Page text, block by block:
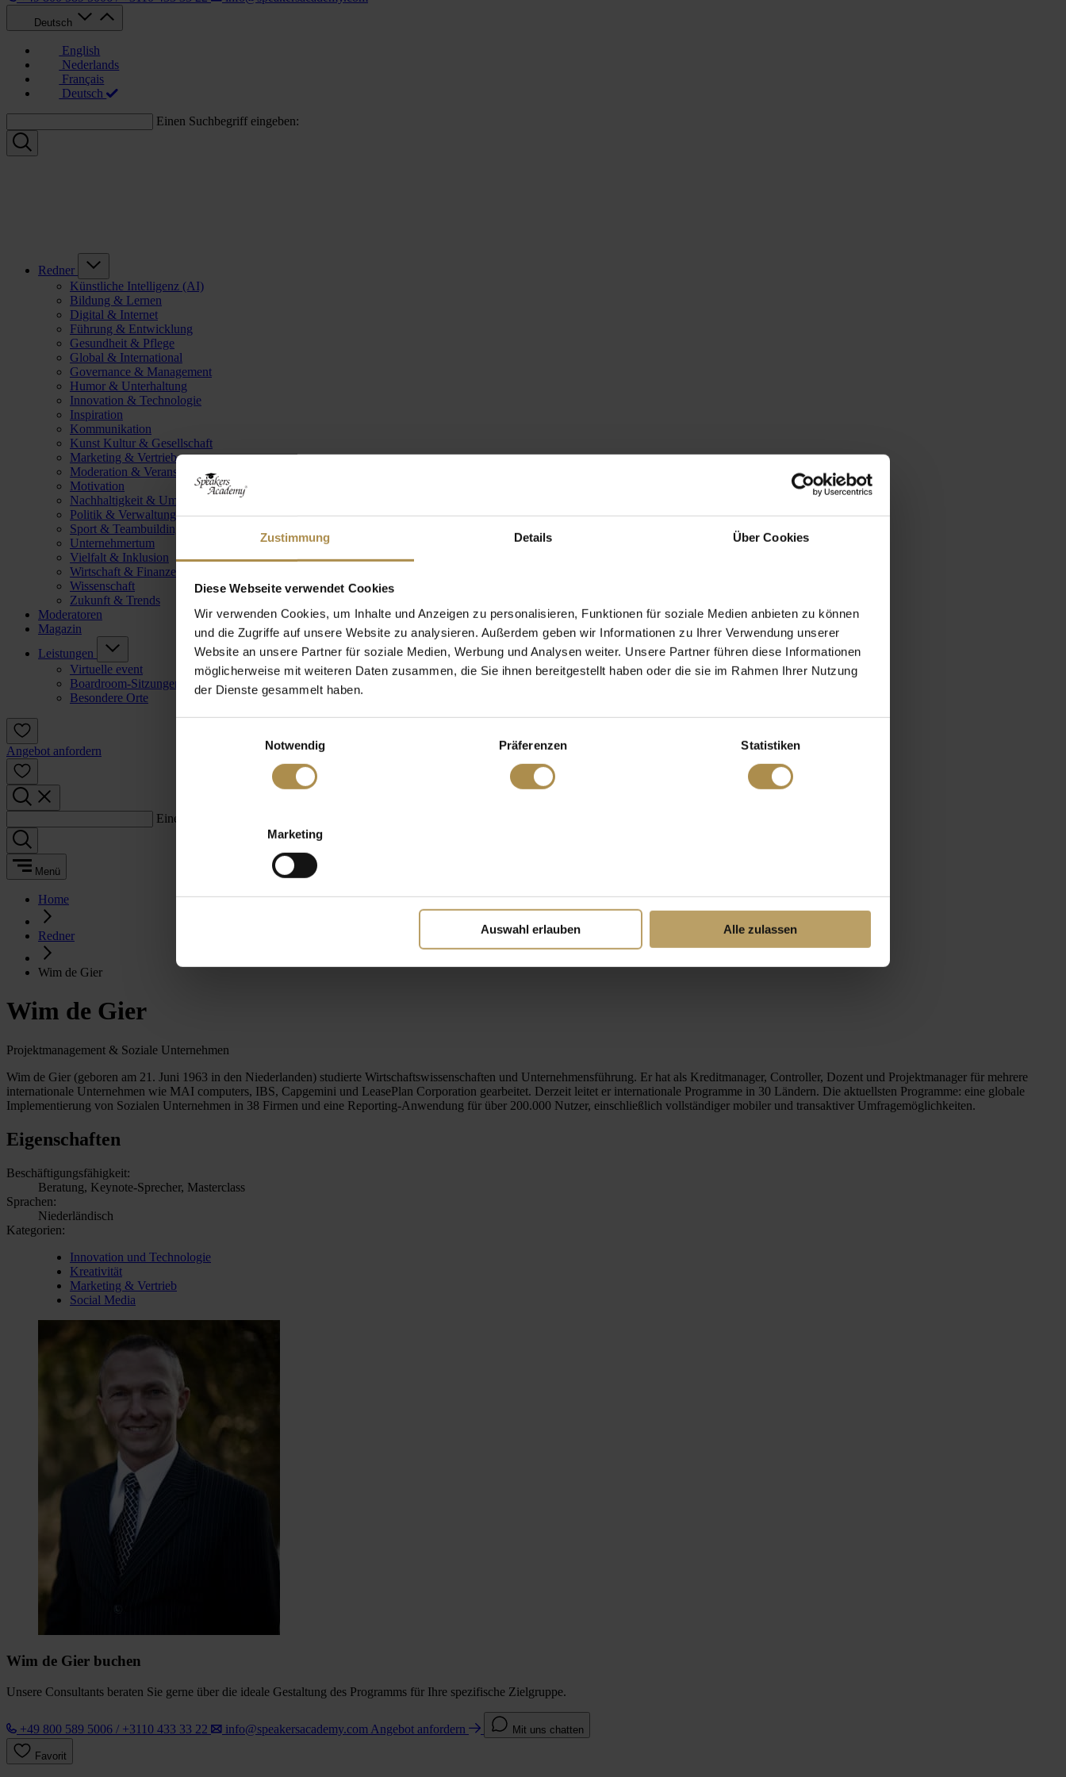
Zustimmung Details Über Cookies
Diese Webseite verwendet Cookies
Wir verwenden Cookies, um Inhalte und Anzeigen zu personalisieren, Funktionen für soziale Medien anbieten zu können
und die Zugriffe auf unsere Website zu analysieren. Außerdem geben wir Informationen zu Ihrer Verwendung unserer
Website an unsere Partner für soziale Medien, Werbung und Analysen weiter. Unsere Partner führen diese Informationen
möglicherweise mit weiteren Daten zusammen, die Sie ihnen bereitgestellt haben oder die sie im Rahmen Ihrer Nutzung
der Dienste gesammelt haben.
Notwendig
Präferenzen Statistiken
Marketing
Auswahl erlauben Alle zulassen
Deutsch
English
Nederlands
Français
Deutsch
Einen Suchbegriff eingeben:
Redner
Künstliche Intelligenz (AI)
Bildung & Lernen
Digital & Internet
Führung & Entwicklung
Gesundheit & Pflege
Global & International
Governance & Management
Humor & Unterhaltung
Innovation & Technologie
Inspiration
Kommunikation
Kunst Kultur & Gesellschaft
Marketing & Vertrieb
Moderation & Veranstaltungsleitung
Motivation
Nachhaltigkeit & Umwelt
Politik & Verwaltung
Sport & Teambuilding
Unternehmertum
Vielfalt & Inklusion
Wirtschaft & Finanzen
Wissenschaft
Zukunft & Trends
Moderatoren
Magazin
Leistungen
Virtuelle event
Boardroom-Sitzungen
Besondere Orte
Angebot anfordern
Einen Suchbegriff eingeben:
Menü
Home
Redner
Wim de Gier
Wim de Gier
Projektmanagement & Soziale Unternehmen
Wim de Gier (geboren am 21. Juni 1963 in den Niederlanden) studierte Wirtschaftswissenschaften und Unternehmensführung. Er hat als Kreditmanager, Controller, Dozent und Projektmanager für mehrere
internationale Unternehmen wie MAI computers, IBS, Capgemini und LeasePlan Corporation gearbeitet. Derzeit leitet er internationale Programme in 30 Ländern. Die aktuellsten Programme: eine globale
Implementierung von Sozialen Unternehmen in 38 Firmen und eine Reporting-Anwendung für über 200.000 Nutzer, einschließlich vollständiger mobiler und transaktiver Umfragemöglichkeiten.
Eigenschaften
Beschäftigungsfähigkeit:
Beratung, Keynote-Sprecher, Masterclass
Sprachen:
Niederländisch
Kategorien:
Innovation und Technologie
Kreativität
Marketing & Vertrieb
Social Media
Wim de Gier buchen
Unsere Consultants beraten Sie gerne über die ideale Gestaltung des Programms für Ihre spezifische Zielgruppe.
+49 800 589 5006 / +3110 433 33 22 info@speakersacademy.com Angebot anfordern Mit uns chatten
Favorit